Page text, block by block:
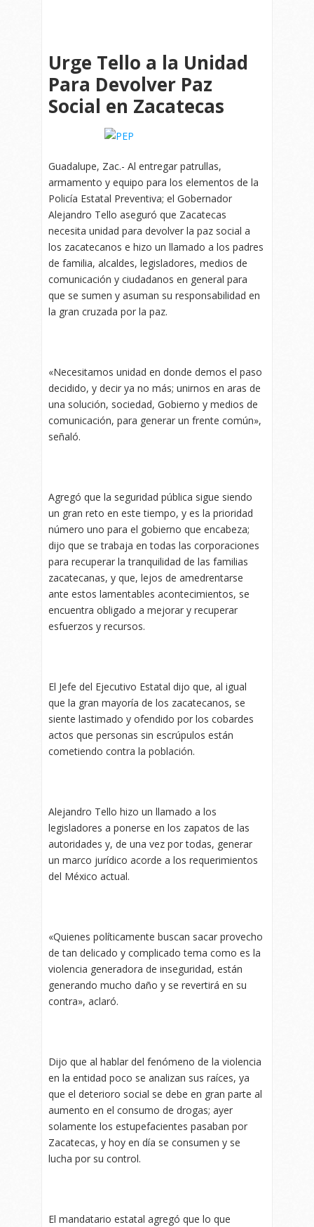
Urge Tello a la Unidad
Para Devolver Paz
Social en Zacatecas
Guadalupe, Zac.- Al entregar patrullas,
armamento y equipo para los elementos de la
Policía Estatal Preventiva; el Gobernador
Alejandro Tello aseguró que Zacatecas
necesita unidad para devolver la paz social a
los zacatecanos e hizo un llamado a los padres
de familia, alcaldes, legisladores, medios de
comunicación y ciudadanos en general para
que se sumen y asuman su responsabilidad en
la gran cruzada por la paz.
«Necesitamos unidad en donde demos el paso
decidido, y decir ya no más; unirnos en aras de
una solución, sociedad, Gobierno y medios de
comunicación, para generar un frente común»,
señaló.
Agregó que la seguridad pública sigue siendo
un gran reto en este tiempo, y es la prioridad
número uno para el gobierno que encabeza;
dijo que se trabaja en todas las corporaciones
para recuperar la tranquilidad de las familias
zacatecanas, y que, lejos de amedrentarse
ante estos lamentables acontecimientos, se
encuentra obligado a mejorar y recuperar
esfuerzos y recursos.
El Jefe del Ejecutivo Estatal dijo que, al igual
que la gran mayoría de los zacatecanos, se
siente lastimado y ofendido por los cobardes
actos que personas sin escrúpulos están
cometiendo contra la población.
Alejandro Tello hizo un llamado a los
legisladores a ponerse en los zapatos de las
autoridades y, de una vez por todas, generar
un marco jurídico acorde a los requerimientos
del México actual.
«Quienes políticamente buscan sacar provecho
de tan delicado y complicado tema como es la
violencia generadora de inseguridad, están
generando mucho daño y se revertirá en su
contra», aclaró.
Dijo que al hablar del fenómeno de la violencia
en la entidad poco se analizan sus raíces, ya
que el deterioro social se debe en gran parte al
aumento en el consumo de drogas; ayer
solamente los estupefacientes pasaban por
Zacatecas, y hoy en día se consumen y se
lucha por su control.
El mandatario estatal agregó que lo que